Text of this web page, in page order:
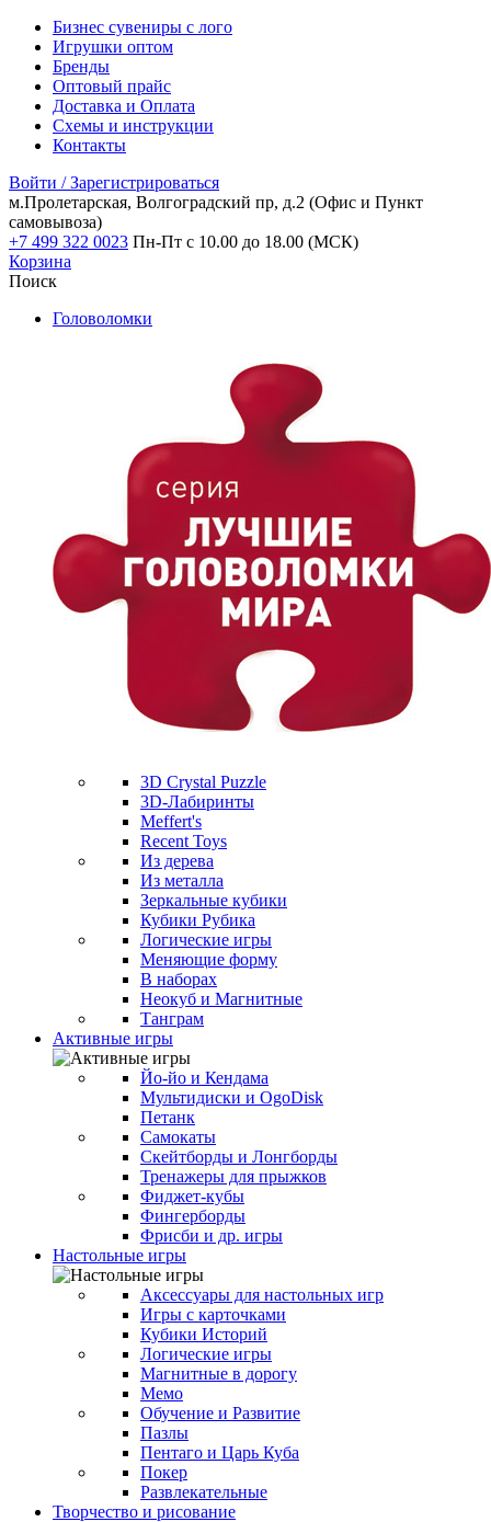
Бизнес сувениры с лого
Игрушки оптом
Бренды
Оптовый прайс
Доставка и Оплата
Схемы и инструкции
Контакты
Войти / Зарегистрироваться
м.Пролетарская, Волгоградский пр, д.2 (Офис и Пункт
самовывоза)
+7 499 322 0023 Пн-Пт с 10.00 до 18.00 (МСК)
Корзина
Поиск
Головоломки
3D Crystal Puzzle
3D-Лабиринты
Meffert's
Recent Toys
Из дерева
Из металла
Зеркальные кубики
Кубики Рубика
Логические игры
Меняющие форму
В наборах
Неокуб и Магнитные
Танграм
Активные игры
Йо-йо и Кендама
Мультидиски и OgoDisk
Петанк
Самокаты
Скейтборды и Лонгборды
Тренажеры для прыжков
Фиджет-кубы
Фингерборды
Фрисби и др. игры
Настольные игры
Аксессуары для настольных игр
Игры с карточками
Кубики Историй
Логические игры
Магнитные в дорогу
Мемо
Обучение и Развитие
Пазлы
Пентаго и Царь Куба
Покер
Развлекательные
Творчество и рисование